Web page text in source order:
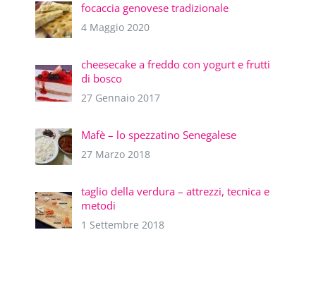
focaccia genovese tradizionale
4 Maggio 2020
cheesecake a freddo con yogurt e frutti
di bosco
27 Gennaio 2017
Mafè – lo spezzatino Senegalese
27 Marzo 2018
taglio della verdura – attrezzi, tecnica e
metodi
1 Settembre 2018